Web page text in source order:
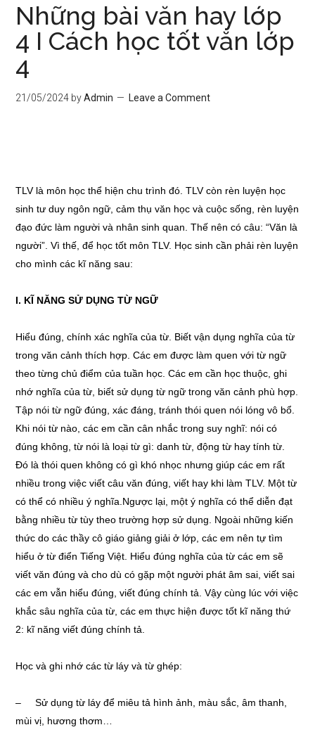
Những bài văn hay lớp
4 I Cách học tốt văn lớp
4
21/05/2024 byAdmin Leave a Comment
TLV là môn học thể hiện chu trình đó. TLV còn rèn luyện học
sinh tư duy ngôn ngữ, cảm thụ văn học và cuộc sống, rèn luyện
đạo đức làm người và nhân sinh quan. Thế nên có câu: “Văn là
người”. Vì thế, để học tốt môn TLV. Học sinh cần phải rèn luyện
cho mình các kĩ năng sau:
I. KĨ NĂNG SỬ DỤNG TỪ NGỮ
Hiểu đúng, chính xác nghĩa của từ. Biết vận dụng nghĩa của từ
trong văn cảnh thích hợp. Các em được làm quen với từ ngữ
theo từng chủ điểm của tuần học. Các em cần học thuộc, ghi
nhớ nghĩa của từ, biết sử dụng từ ngữ trong văn cảnh phù hợp.
Tập nói từ ngữ đúng, xác đáng, tránh thói quen nói lóng vô bổ.
Khi nói từ nào, các em cần cân nhắc trong suy nghĩ: nói có
đúng không, từ nói là loại từ gì: danh từ, động từ hay tính từ.
Đó là thói quen không có gì khó nhọc nhưng giúp các em rất
nhiều trong việc viết câu văn đúng, viết hay khi làm TLV. Một từ
có thể có nhiều ý nghĩa.Ngược lại, một ý nghĩa có thể diễn đạt
bằng nhiều từ tùy theo trường hợp sử dụng. Ngoài những kiến
thức do các thầy cô giáo giảng giải ở lớp, các em nên tự tìm
hiểu ở từ điển Tiếng Việt. Hiểu đúng nghĩa của từ các em sẽ
viết văn đúng và cho dù có gặp một người phát âm sai, viết sai
các em vẫn hiểu đúng, viết đúng chính tả. Vậy cùng lúc với việc
khắc sâu nghĩa của từ, các em thực hiện được tốt kĩ năng thứ
2: kĩ năng viết đúng chính tả.
Học và ghi nhớ các từ láy và từ ghép:
– Sử dụng từ láy để miêu tả hình ảnh, màu sắc, âm thanh,
mùi vị, hương thơm…